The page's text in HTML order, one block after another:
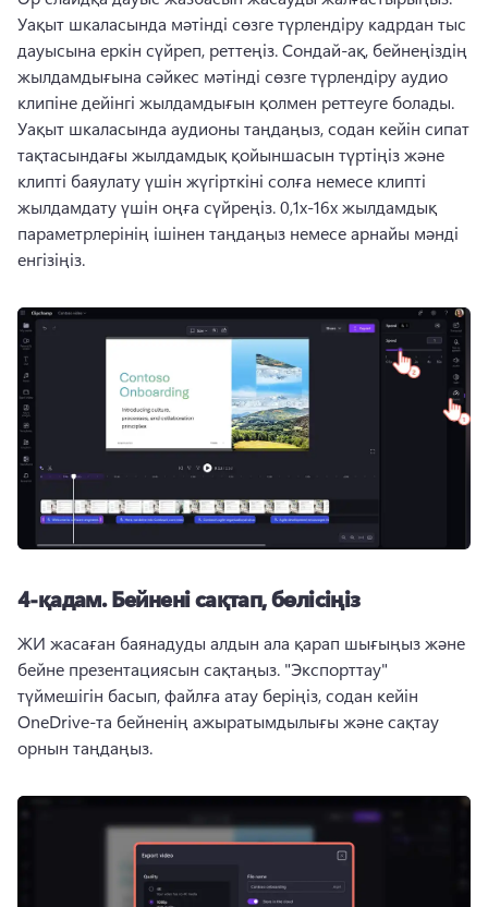
Уақыт шкаласында мәтінді сөзге түрлендіру кадрдан тыс
дауысына еркін сүйреп, реттеңіз. Сондай-ақ, бейнеңіздің
жылдамдығына сәйкес мәтінді сөзге түрлендіру аудио
Уақыт шкаласында аудионы таңдаңыз, содан кейін сипат
тақтасындағы жылдамдық қойыншасын түртіңіз және
клипті баяулату үшін жүгірткіні солға немесе клипті
жылдамдату үшін оңға сүйреңіз. 0,1x-16x жылдамдық
параметрлерінің ішінен таңдаңыз немесе арнайы мәнді
енгізіңіз.
4-қадам.Бейнені сақтап, бөлісіңіз
ЖИ жасаған баянадуды алдын ала қарап шығыңыз және
бейне презентациясын сақтаңыз. "Экспорттау"
түймешігін басып, файлға атау беріңіз, содан кейін
OneDrive-та бейненің ажыратымдылығы және сақтау
орнын таңдаңыз.